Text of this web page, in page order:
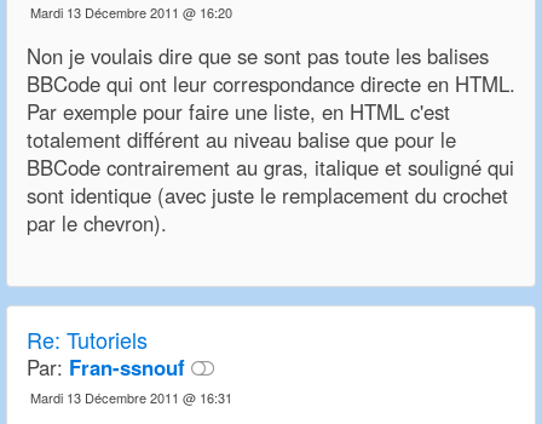
Mardi 13 Décembre 2011 @ 16:20
Non je voulais dire que se sont pas toute les balises
BBCode qui ont leur correspondance directe en HTML.
Par exemple pour faire une liste, en HTML c'est
totalement différent au niveau balise que pour le
BBCode contrairement au gras, italique et souligné qui
sont identique (avec juste le remplacement du crochet
par le chevron).
Re: Tutoriels
Par: Fran-ssnouf
Mardi 13 Décembre 2011 @ 16:31